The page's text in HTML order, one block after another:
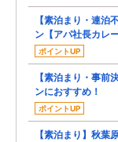
【素泊まり・連泊
ン【アパ社長カレ
ポイントUP
【素泊まり・事前
ンにおすすめ！
ポイントUP
【素泊まり】秋葉